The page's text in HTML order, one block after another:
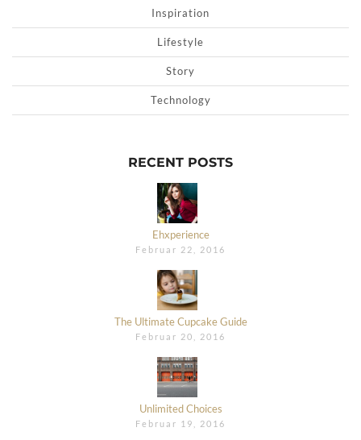
Inspiration
Lifestyle
Story
Technology
RECENT POSTS
Ehxperience
Februar 22, 2016
The Ultimate Cupcake Guide
Februar 20, 2016
Unlimited Choices
Februar 19, 2016